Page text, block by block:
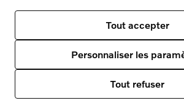
Ce site est protégé par reCAPTCHA et par
les règles
Des conditions d'utilisation
© 2026
Volvo Car Corporation (ou ses sociétés
licence).
Tout accepter
Personnaliser les
Tout refuser